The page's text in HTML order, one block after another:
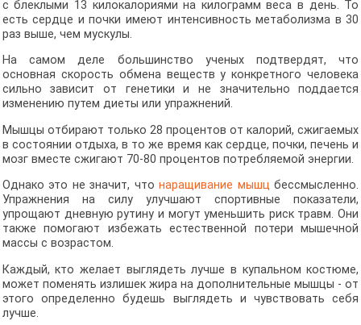
с блеклыми 13 килокалориями на килограмм веса в день. То
есть сердце и почки имеют интенсивность метаболизма в 30
раз выше, чем мускулы.
На самом деле большинство ученых подтвердят, что
основная скорость обмена веществ у конкретного человека
сильно зависит от генетики и не значительно поддается
изменению путем диеты или упражнений.
Мышцы отбирают только 28 процентов от калорий, сжигаемых
в состоянии отдыха, в то же время как сердце, почки, печень и
мозг вместе сжигают 70-80 процентов потребляемой энергии.
Однако это не значит, чтонаращивание мышц бессмысленно.
Упражнения на силу улучшают спортивные показатели,
упрощают дневную рутину и могут уменьшить риск травм. Они
также помогают избежать естественной потери мышечной
массы с возрастом.
Каждый, кто желает выглядеть лучше в купальном костюме,
может поменять излишек жира на дополнительные мышцы - от
этого определенно будешь выглядеть и чувствовать себя
лучше.